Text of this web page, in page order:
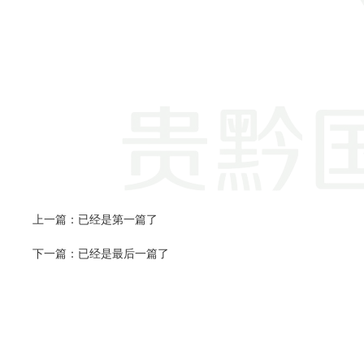
上一篇：已经是第一篇了
下一篇：已经是最后一篇了